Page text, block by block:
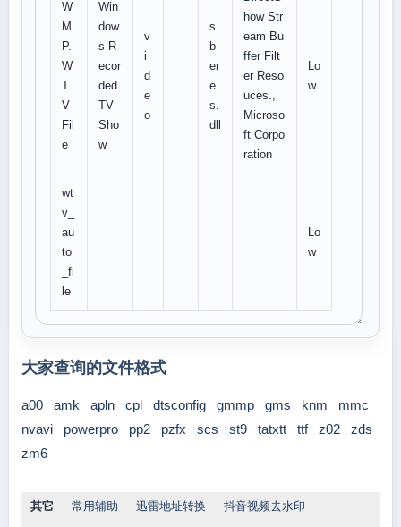
W
M
P.
W
T
V
Fil
e
Win
dow
s R
ecor
ded
TV
Sho
w
v
i
d
e
o
s
b
er
e
s.
dll
how Str
eam Bu
ffer Filt
er Reso
uces.,
Microso
ft Corpo
ration
Lo
w
wt
v_
au
to
_fi
le
Lo
w
大家查询的文件格式
a00 amk apln cpl dtsconfig gmmp gms knm
mmc
nvavi
powerpro pp2 pzfx scs st9 tatxtt ttf z02
zds
zm6
其它 常用辅助 迅雷地址转换 抖音视频去水印